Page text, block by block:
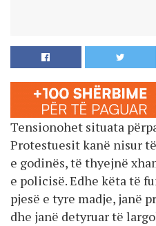
Tensionohet situata
Protestuesit kanë nisur
e godinës, të thyejnë
e policisë. Edhe këta të
pjesë e tyre madje, janë
dhe janë detyruar të